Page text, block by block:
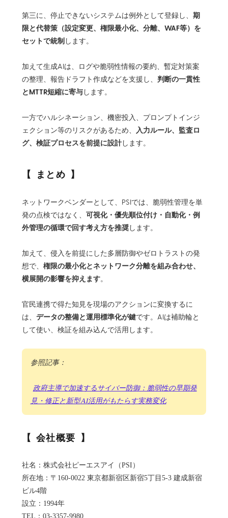
第三に、停止できないシステムは例外として登録し、 期
限と代替策（設定変更、権限最小化、分離、WAF等）を
セットで統制します。
加えて生成AIは、ログや脆弱性情報の要約、暫定対策案
の整理、報告ドラフト作成などを支援し、 判断の一貫性
とMTTR短縮に寄与します。
一方でハルシネーション、機密投入、プロンプトインジ
ェクション等のリスクがあるため、
入力ルール、監査ロ
グ、検証プロセスを前提に設計します。
まとめ
ネットワークベンダーとして、PSIでは、脆弱性管理を単
発の点検ではなく、 可視化・優先順位付け・自動化・例
外管理の循環で回す考え方を推奨します。
加えて、侵入を前提にした多層防御やゼロトラストの発
想で、 権限の最小化とネットワーク分離を組み合わせ、
横展開の影響を抑えます。
官民連携で得た知見を現場のアクションに変換するに
は、 データの整備と運用標準化が鍵です。AIは補助輪と
して使い、検証を組み込んで活用します。
参照記事：
政府主導で加速するサイバー防御：脆弱性の早期発
見・修正と新型AI活用がもたらす実務変化
会社概要
社名：株式会社ピーエスアイ（PSI）
所在地：〒160-0022 東京都新宿区新宿5丁目5-3 建成新宿
ビル4階
設立：1994年
TEL：03-3357-9980